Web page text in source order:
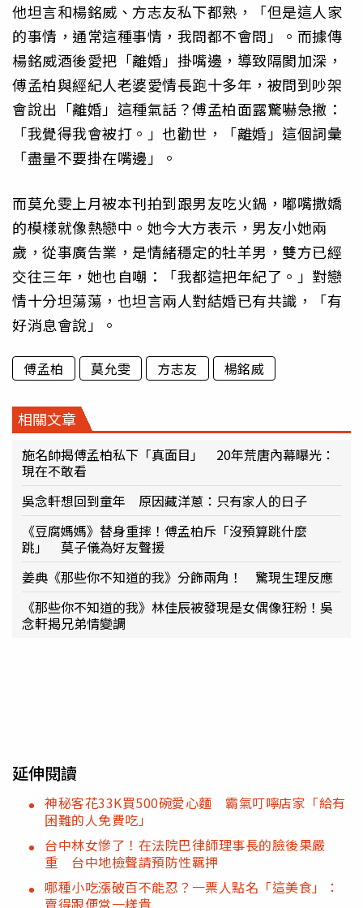
他坦言和楊銘威、方志友私下都熟，「但是這人家
的事情，通常這種事情，我問都不會問」。而據傳
楊銘威酒後愛把「離婚」掛嘴邊，導致隔閡加深，
傅孟柏與經紀人老婆愛情長跑十多年，被問到吵架
會說出「離婚」這種氣話？傅孟柏面露驚嚇急撇：
「我覺得我會被打。」也勸世，「離婚」這個詞彙
「盡量不要掛在嘴邊」。
而莫允雯上月被本刊拍到跟男友吃火鍋，嘟嘴撒嬌
的模樣就像熱戀中。她今大方表示，男友小她兩
歲，從事廣告業，是情緒穩定的牡羊男，雙方已經
交往三年，她也自嘲：「我都這把年紀了。」對戀
情十分坦蕩蕩，也坦言兩人對結婚已有共識，「有
好消息會說」。
傅孟柏 莫允雯 方志友 楊銘威
相關文章
施名帥揭傅孟柏私下「真面目」 20年荒唐內幕曝光：
現在不敢看
吳念軒想回到童年 原因藏洋蔥：只有家人的日子
《豆腐媽媽》替身重摔！傅孟柏斥「沒預算跳什麼
跳」 莫子儀為好友聲援
姜典《那些你不知道的我》分飾兩角！ 驚現生理反應
《那些你不知道的我》林佳辰被發現是女偶像狂粉！吳
念軒揭兄弟情變調
延伸閱讀
神秘客花33K買500碗愛心麵 霸氣叮嚀店家「給有
困難的人免費吃」
台中林女慘了！在法院巴律師理事長的臉後果嚴
重 台中地檢聲請預防性羈押
哪種小吃漲破百不能忍？一票人點名「這美食」：
賣得跟便當一樣貴